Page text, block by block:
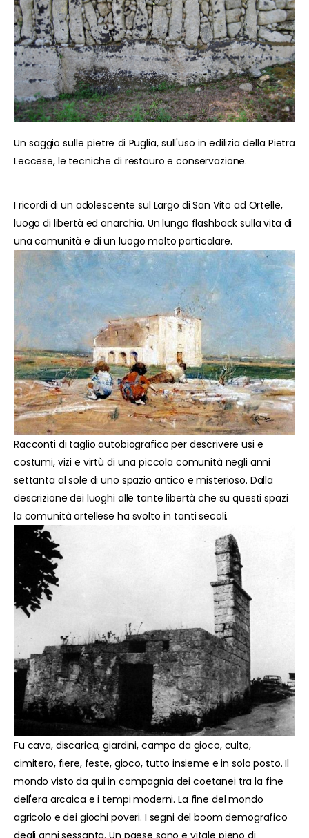
Un saggio sulle pietre di Puglia, sull'uso in edilizia della Pietra
Leccese, le tecniche di restauro e conservazione.
I ricordi di un adolescente sul Largo di San Vito ad Ortelle,
luogo di libertà ed anarchia. Un lungo flashback sulla vita di
una comunità e di un luogo molto particolare.
Racconti di taglio autobiografico per descrivere usi e
costumi, vizi e virtù di una piccola comunità negli anni
settanta al sole di uno spazio antico e misterioso. Dalla
descrizione dei luoghi alle tante libertà che su questi spazi
la comunità ortellese ha svolto in tanti secoli.
Fu cava, discarica, giardini, campo da gioco, culto,
cimitero, fiere, feste, gioco, tutto insieme e in solo posto. Il
mondo visto da qui in compagnia dei coetanei tra la fine
dell'era arcaica e i tempi moderni. La fine del mondo
agricolo e dei giochi poveri. I segni del boom demografico
degli anni sessanta. Un paese sano e vitale pieno di